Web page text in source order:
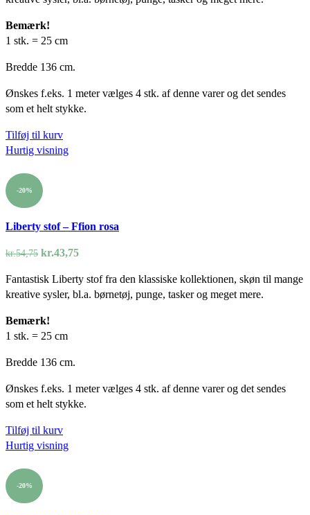
var:
er:
Bemærk!
1 stk. = 25 cm
Bredde 136 cm.
Ønskes f.eks. 1 meter vælges 4 stk. af denne varer og det sendes
som et helt stykke.
Tilføj til kurv
Hurtig visning
-20%
Liberty stof – Ffion rosa
kr.54,75 Den
pris
var:
kr.43,75Den
pris
er:
Fantastisk Liberty stof fra den klassiske kollektionen, skøn til mange
kreative sysler, bl.a. børnetøj, punge, tasker og meget mere.
Bemærk!
1 stk. = 25 cm
Bredde 136 cm.
Ønskes f.eks. 1 meter vælges 4 stk. af denne varer og det sendes
som et helt stykke.
Tilføj til kurv
Hurtig visning
-20%